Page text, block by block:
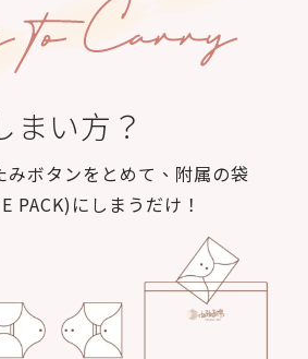
まい方？
みボタンをとめて、附属の袋
PACK)にしまうだけ！